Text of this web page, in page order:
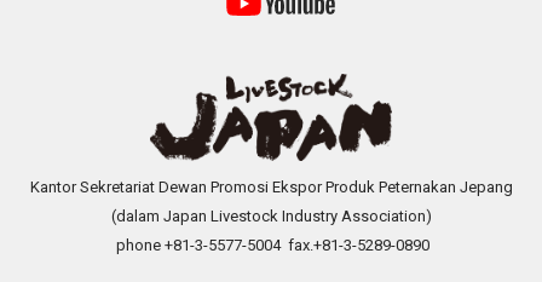
Kantor Sekretariat Dewan Promosi Ekspor Produk Peternakan Jepang
(dalam Japan Livestock Industry Association)
phone +81-3-5577-5004 fax.+81-3-5289-0890